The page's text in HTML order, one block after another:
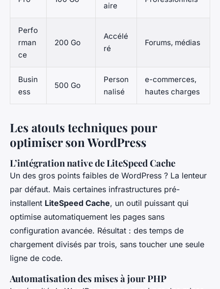
aire
Perfo
rman
ce
200 Go
Accélé
ré
Forums, médias
Busin
ess
500 Go
Person
nalisé
e-commerces,
hautes charges
Les atouts techniques pour
optimiser son WordPress
L’intégration native de LiteSpeed Cache
Un des gros points faibles de WordPress ? La lenteur
par défaut. Mais certaines infrastructures pré-
installent LiteSpeed Cache, un outil puissant qui
optimise automatiquement les pages sans
configuration avancée. Résultat : des temps de
chargement divisés par trois, sans toucher une seule
ligne de code.
Automatisation des mises à jour PHP